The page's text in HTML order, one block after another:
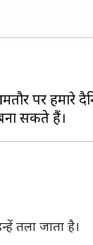
पर हमारे
तला जाता है।